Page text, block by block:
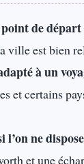
de
ville est bien
à un
et certains
l’on ne
et une